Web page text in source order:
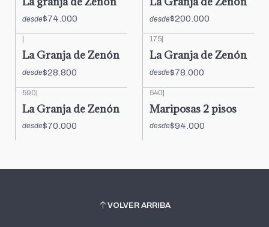
desde$74.000 desde$200.000
La Granja de Zenón
desde$28.800
175
La Granja de Zenón
desde$78.000
590|
La Granja de Zenón
desde$70.000
540|
Mariposas 2 pisos
desde$94.000
VOLVER ARRIBA